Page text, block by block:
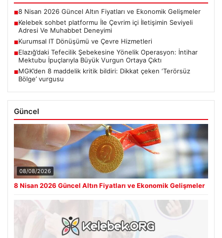
■8 Nisan 2026 Güncel Altın Fiyatları ve Ekonomik Gelişmeler
■Kelebek sohbet platformu İle Çevrim içi İletişimin Seviyeli
Adresi Ve Muhabbet Deneyimi
■Kurumsal IT Dönüşümü ve Çevre Hizmetleri
■Elazığ’daki Tefecilik Şebekesine Yönelik Operasyon: İntihar
Mektubu İpuçlarıyla Büyük Vurgun Ortaya Çıktı
■MGK’den 8 maddelik kritik bildiri: Dikkat çeken ‘Terörsüz
Bölge’ vurgusu
Güncel
08/08/2026
8 Nisan 2026 Güncel Altın Fiyatları ve Ekonomik Gelişmeler